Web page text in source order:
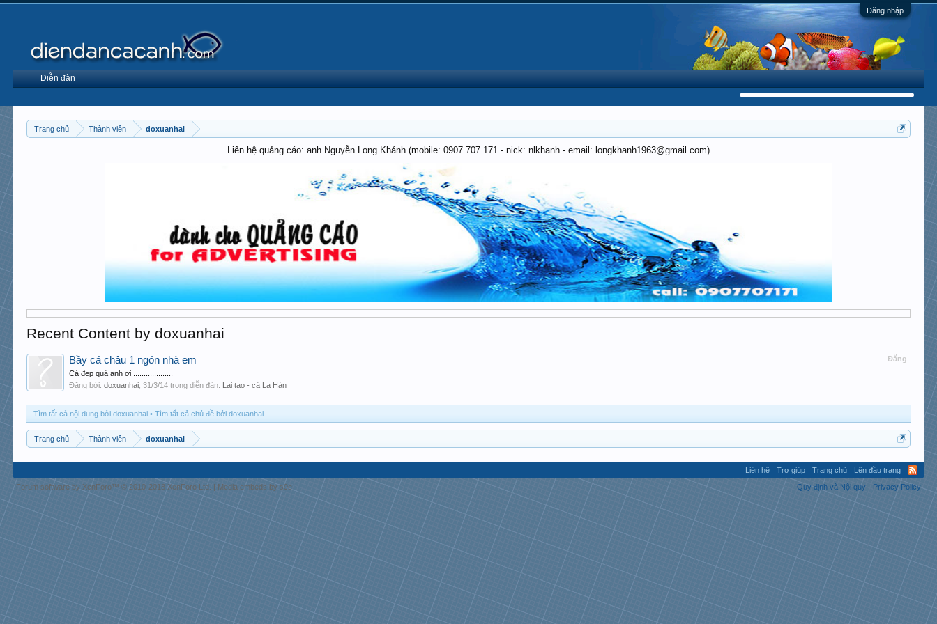
Đăng nhập
Trang chủ Thành viên doxuanhai
Liên hệ quảng cáo: anh Nguyễn Long Khánh (mobile: 0907 707 171 - nick: nlkhanh - email: longkhanh1963@gmail.com)
Recent Content by doxuanhai
Đăng
Bầy cá châu 1 ngón nhà em
Cá đẹp quá anh ơi ...................
Đăng bởi:doxuanhai ,31/3/14 trong diễn đàn: Lai tạo - cá La Hán
Tìm tất cả nội dung bởi doxuanhai Tìm tất cả chủ đề bởi doxuanhai
Trang chủ Thành viên doxuanhai
Diễn đàn
Liên hệ Trợ giúp Trang chủ
Lên đầu trang
Quy định và Nội quy
Privacy Policy
Forum software by XenForo™© 2010-2018 XenForo Ltd. | Media embeds by s9e